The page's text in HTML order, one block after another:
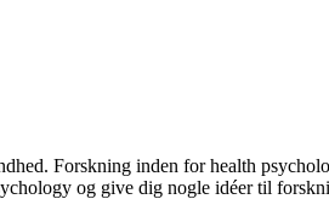
Forskning inden for health
og give dig nogle idéer til